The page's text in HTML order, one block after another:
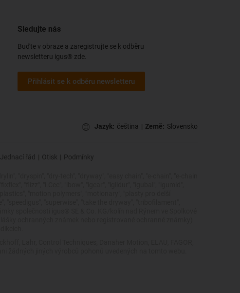
Sledujte nás
Buďte v obraze a zaregistrujte se k odběru
newsletteru igus® zde.
Přihlásit se k odběru newsletteru
Jazyk: čeština | Země: Slovensko
Jednací řád | Otisk | Podmínky